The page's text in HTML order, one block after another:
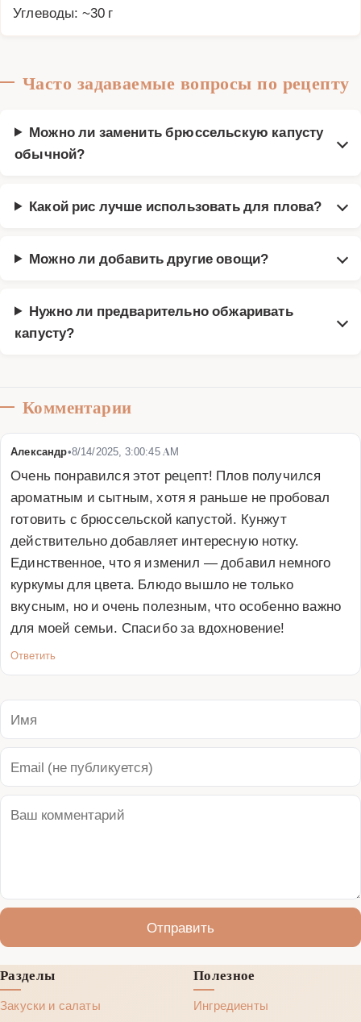
Углеводы: ~30 г
Часто задаваемые вопросы по рецепту
Можно ли заменить брюссельскую капусту
обычной?
Какой рис лучше использовать для плова?
Можно ли добавить другие овощи?
Нужно ли предварительно обжаривать
капусту?
Комментарии
Александр•8/14/2025, 3:00:45 AM
Очень понравился этот рецепт! Плов получился
ароматным и сытным, хотя я раньше не пробовал
готовить с брюссельской капустой. Кунжут
действительно добавляет интересную нотку.
Единственное, что я изменил — добавил немного
куркумы для цвета. Блюдо вышло не только
вкусным, но и очень полезным, что особенно важно
для моей семьи. Спасибо за вдохновение!
Ответить
Отправить
Разделы
Закуски и салаты
Полезное
Ингредиенты